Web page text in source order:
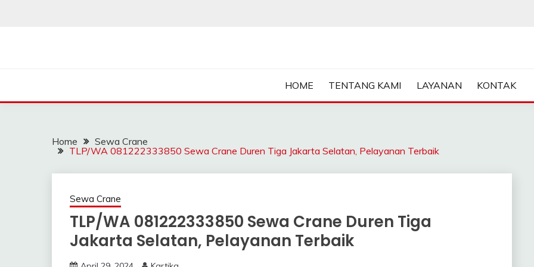
HOME TENTANG KAMI LAYANAN KONTAK
Home
Sewa Crane
TLP/WA 081222333850 Sewa Crane Duren Tiga Jakarta Selatan, Pelayanan Terbaik
Sewa Crane
TLP/WA 081222333850 Sewa Crane Duren Tiga
Jakarta Selatan, Pelayanan Terbaik